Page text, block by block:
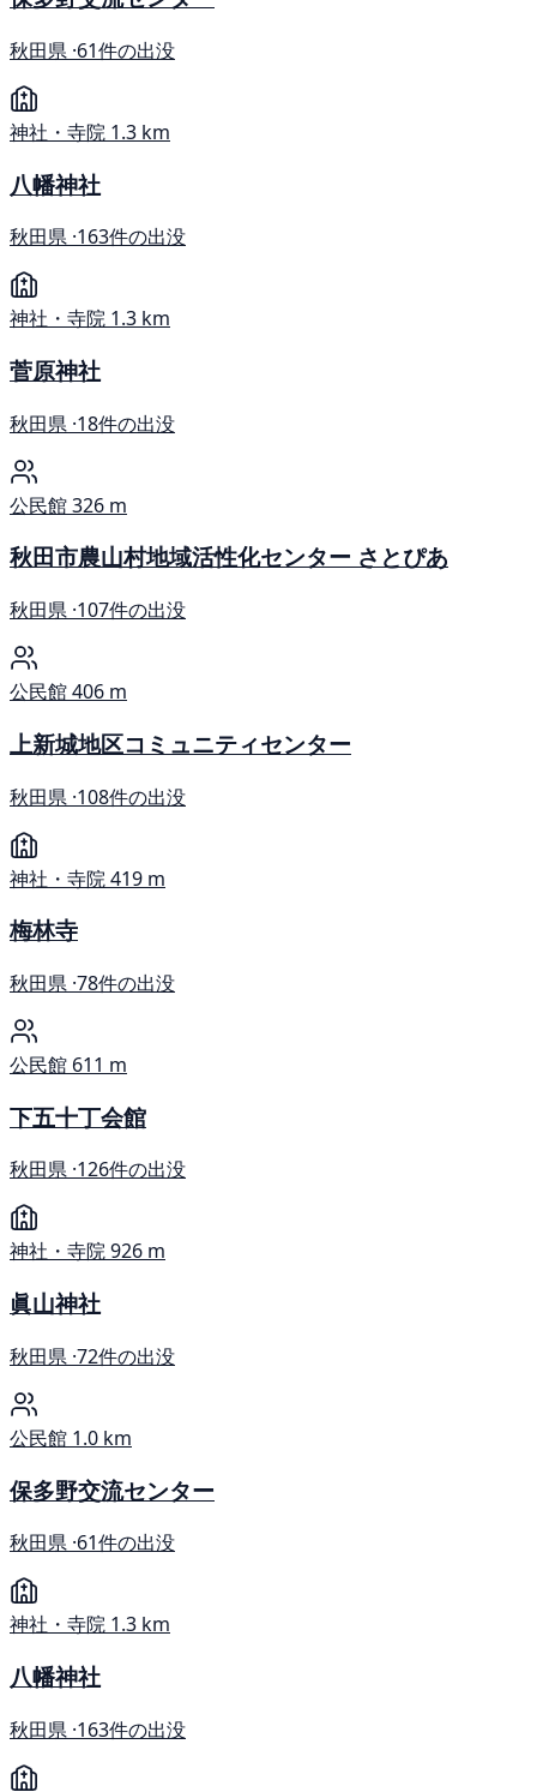
秋田県 ·61件の出没
神社・寺院 1.3 km
八幡神社
秋田県 ·163件の出没
神社・寺院 1.3 km
菅原神社
秋田県 ·18件の出没
公民館326 m
秋田市農山村地域活性化センター さとぴあ
秋田県 ·107件の出没
公民館406 m
上新城地区コミュニティセンター
秋田県 ·108件の出没
神社・寺院419 m
梅林寺
秋田県 ·78件の出没
公民館 611 m
下五十丁会館
秋田県 ·126件の出没
神社・寺院926 m
眞山神社
秋田県 ·72件の出没
公民館 1.0 km
保多野交流センター
秋田県 ·61件の出没
神社・寺院 1.3 km
八幡神社
秋田県 ·163件の出没